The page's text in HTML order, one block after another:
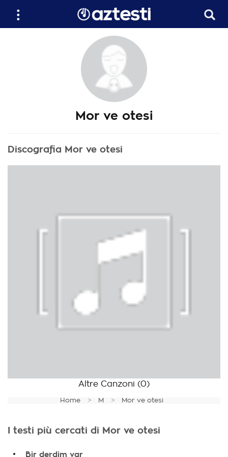
Mor ve otesi
Discografia Mor ve otesi
Altre Canzoni (0)
Home M Mor ve otesi
I testi più cercati di Mor ve otesi
. Bir derdim var